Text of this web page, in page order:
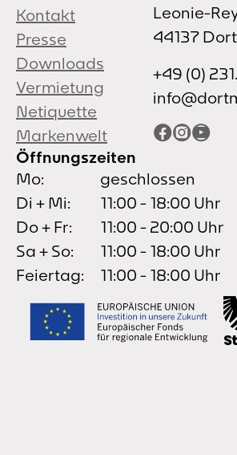
Kontakt
Presse
Downloads
Vermietung
Netiquette
Markenwelt
Leonie-
44137
+49 (0)
Facebook
Öffnungszeiten
Mo:
geschlossen
Di + Mi:
11:00 - 18:00 Uhr
Do + Fr:
11:00 - 20:00 Uhr
Sa + So:
11:00 - 18:00 Uhr
Feiertag:
11:00 - 18:00 Uhr